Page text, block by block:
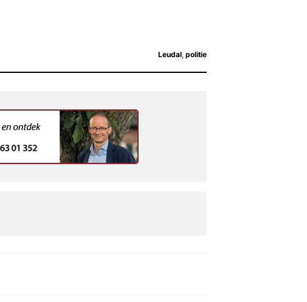
Leudal politie